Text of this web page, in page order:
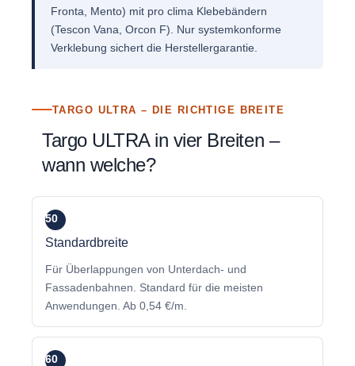
Fronta, Mento) mit pro clima Klebebändern
(Tescon Vana, Orcon F). Nur systemkonforme
Verklebung sichert die Herstellergarantie.
TARGO ULTRA – DIE RICHTIGE BREITE
Targo ULTRA in vier Breiten –
wann welche?
50
mm
Standardbreite
Für Überlappungen von Unterdach- und
Fassadenbahnen. Standard für die meisten
Anwendungen. Ab 0,54 €/m.
60